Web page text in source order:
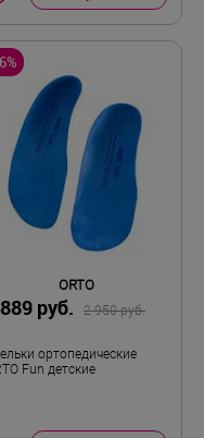
ORTO
руб. 2 950 руб.
ортопедические
Fun детские